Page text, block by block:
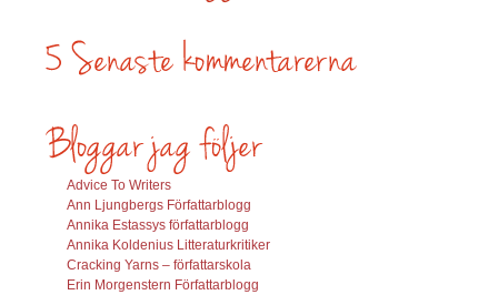
Advice To Writers
Ann Ljungbergs Författarblogg
Annika Estassys författarblogg
Annika Koldenius Litteraturkritiker
Cracking Yarns – författarskola
Erin Morgenstern Författarblogg